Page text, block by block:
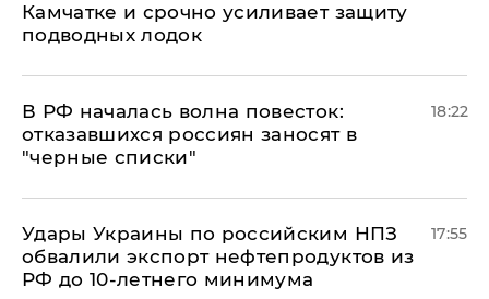
Камчатке и срочно усиливает защиту
подводных лодок
​В РФ началась волна повесток:
отказавшихся россиян заносят в
"черные списки"
18:22
Удары Украины по российским НПЗ
обвалили экспорт нефтепродуктов из
РФ до 10-летнего минимума
17:55